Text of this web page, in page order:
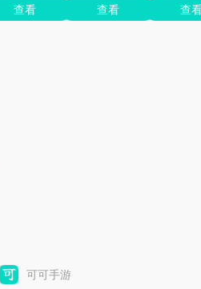
查看 查看 查
可可手游